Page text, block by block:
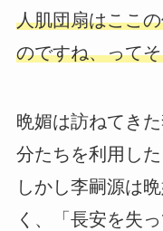
人肌団扇はここ
のですね、って
晩媚は訪ねてき
分たちを利用し
しかし李嗣源は
く、「長安を失